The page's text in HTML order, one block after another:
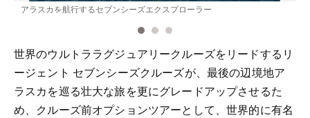
アラスカを航行するセブンシーズエクスプローラー
世界のウルトララグジュアリークルーズをリードするリ
ージェント セブンシーズクルーズが、最後の辺境地ア
ラスカを巡る壮大な旅を更にグレードアップさせるた
め、クルーズ前オプションツアーとして、世界的に有名